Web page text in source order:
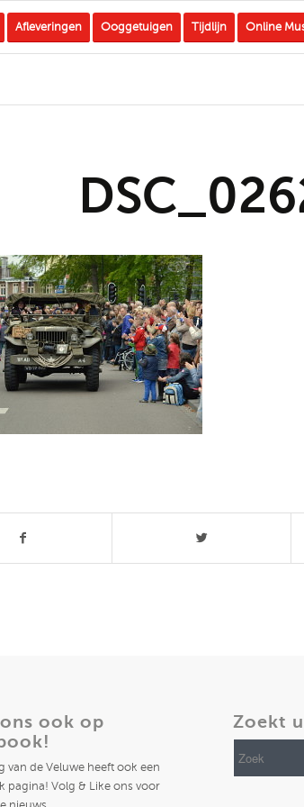
Afleveringen Ooggetuigen Tijdlijn Online
ook op
van de Veluwe heeft ook een
pagina! Volg & Like ons voor
Zoekt